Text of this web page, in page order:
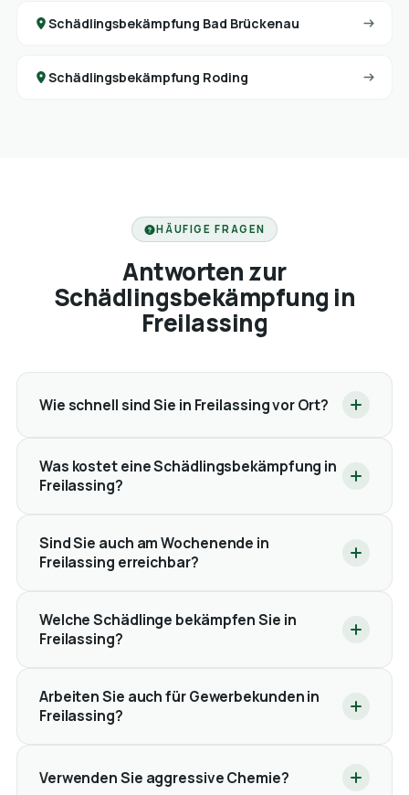
Schädlingsbekämpfung Bad Brückenau
Schädlingsbekämpfung Roding
HÄUFIGE FRAGEN
Antworten zur
Schädlingsbekämpfung in
Freilassing
Wie schnell sind Sie in Freilassing vor Ort?
Was kostet eine Schädlingsbekämpfung in
Freilassing?
Sind Sie auch am Wochenende in
Freilassing erreichbar?
Welche Schädlinge bekämpfen Sie in
Freilassing?
Arbeiten Sie auch für Gewerbekunden in
Freilassing?
Verwenden Sie aggressive Chemie?